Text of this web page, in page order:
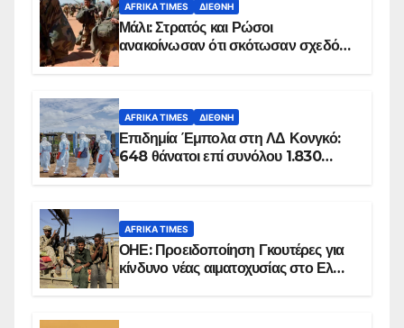
AFRIKA TIMES ΔΙΕΘΝΉ
Μάλι: Στρατός και Ρώσοι
ανακοίνωσαν ότι σκότωσαν σχεδόν
AFRIKA TIMES ΔΙΕΘΝΉ
Επιδημία Έμπολα στη ΛΔ Κονγκό:
648 θάνατοι επί συνόλου 1.830
AFRIKA TIMES
ΟΗΕ: Προειδοποίηση Γκουτέρες για
κίνδυνο νέας αιματοχυσίας στο Ελ